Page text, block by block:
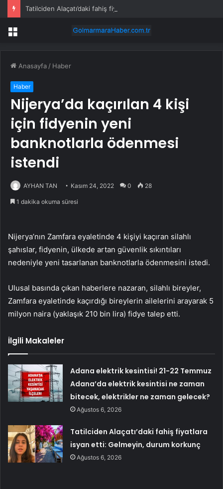
Menü
Anasayfa / Haber
Haber
Nijerya’da kaçırılan 4 kişi
için fidyenin yeni
banknotlarla ödenmesi
istendi
AYHAN TAN Kasım 24, 2022 0 28
1 dakika okuma süresi
Nijerya’nın Zamfara eyaletinde 4 kişiyi kaçıran silahlı
şahıslar, fidyenin, ülkede artan güvenlik sıkıntıları
nedeniyle yeni tasarlanan banknotlarla ödenmesini istedi.
Ulusal basında çıkan haberlere nazaran, silahlı bireyler,
Zamfara eyaletinde kaçırdığı bireylerin ailelerini arayarak 5
milyon naira (yaklaşık 210 bin lira) fidye talep etti.
İlgili Makaleler
Adana elektrik kesintisi! 21-22 Temmuz
Adana’da elektrik kesintisi ne zaman
bitecek, elektrikler ne zaman gelecek?
Ağustos 6, 2026
Tatilciden Alaçatı’daki fahiş fiyatlara
isyan etti: Gelmeyin, durum korkunç
Ağustos 6, 2026